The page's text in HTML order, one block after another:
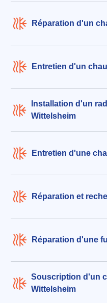
Réparation d'un
Entretien d'un
Installation d'un
Wittelsheim
Entretien d'une
Réparation et
Réparation d'une
Souscription d'un
Wittelsheim